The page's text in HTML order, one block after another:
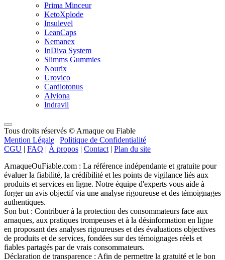
Prima Minceur
KetoXplode
Insulevel
LeanCaps
Nemanex
InDiva System
Slimms Gummies
Nourix
Urovico
Cardiotonus
Alviona
Indravil
Tous droits réservés © Arnaque ou Fiable
Mention Légale | Politique de Confidentialité
CGU | FAQ | À propos | Contact | Plan du site
ArnaqueOuFiable.com : La référence indépendante et gratuite pour
évaluer la fiabilité, la crédibilité et les points de vigilance liés aux
produits et services en ligne. Notre équipe d'experts vous aide à
forger un avis objectif via une analyse rigoureuse et des témoignages
authentiques.
Son but : Contribuer à la protection des consommateurs face aux
arnaques, aux pratiques trompeuses et à la désinformation en ligne
en proposant des analyses rigoureuses et des évaluations objectives
de produits et de services, fondées sur des témoignages réels et
fiables partagés par de vrais consommateurs.
Déclaration de transparence : Afin de permettre la gratuité et le bon